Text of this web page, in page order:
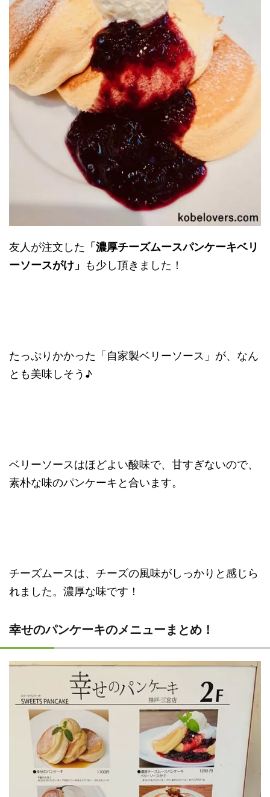
友人が注文した 「濃厚チーズムースパンケーキベリ
ーソースがけ」
も少し頂きました！
たっぷりかかった「自家製ベリーソース」が、なん
とも美味しそう♪
ベリーソースはほどよい酸味で、甘すぎないので、
素朴な味のパンケーキと合います。
チーズムースは、チーズの風味がしっかりと感じら
れました。濃厚な味です！
幸せのパンケーキのメニューまとめ！